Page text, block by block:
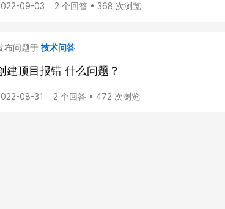
09-03 2 个回答 • 368 次浏览
布问题于 技术问答
建顶目报错 什么问题？
08-31 2 个回答 • 472 次浏览